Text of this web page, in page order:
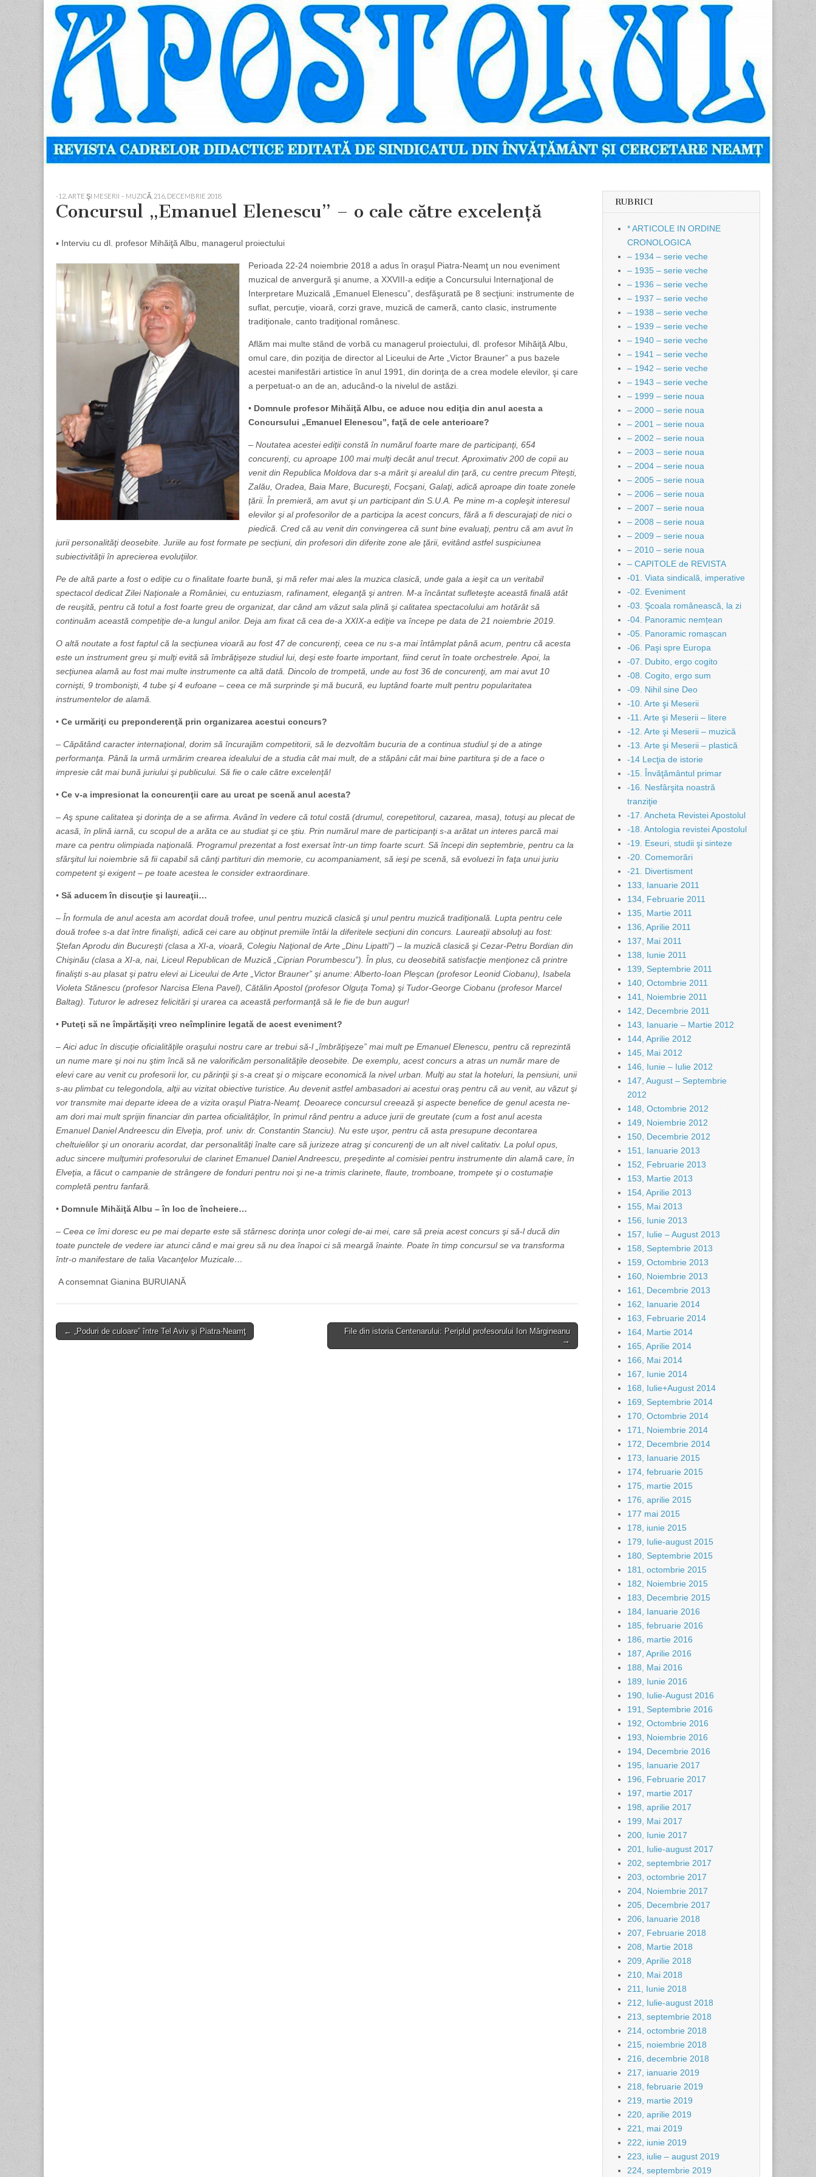
Apostolul
Revista
cadrelor
didactice
din
judetul
Neamt
content
-12. ARTE ŞI MESERII – MUZICĂ 216, DECEMBRIE 2018
Concursul „Emanuel Elenescu” – o cale către excelenţă
▪ Interviu cu dl. profesor Mihăiţă Albu, managerul proiectului
Perioada 22-24 noiembrie 2018 a adus în oraşul Piatra-Neamţ un nou eveniment
muzical de anvergură şi anume, a XXVIII-a ediţie a Concursului Internaţional de
Interpretare Muzicală „Emanuel Elenescu”, desfăşurată pe 8 secţiuni: instrumente de
suflat, percuţie, vioară, corzi grave, muzică de cameră, canto clasic, instrumente
tradiţionale, canto tradiţional românesc.
Aflăm mai multe stând de vorbă cu managerul proiectului, dl. profesor Mihăiţă Albu,
omul care, din poziţia de director al Liceului de Arte „Victor Brauner” a pus bazele
acestei manifestări artistice în anul 1991, din dorinţa de a crea modele elevilor, şi care
a perpetuat-o an de an, aducând-o la nivelul de astăzi.
• Domnule profesor Mihăiţă Albu, ce aduce nou ediţia din anul acesta a
Concursului „Emanuel Elenescu”, faţă de cele anterioare?
– Noutatea acestei ediţii constă în numărul foarte mare de participanţi, 654
concurenţi, cu aproape 100 mai mulţi decât anul trecut. Aproximativ 200 de copii au
venit din Republica Moldova dar s-a mărit şi arealul din ţară, cu centre precum Piteşti,
Zalău, Oradea, Baia Mare, Bucureşti, Focşani, Galaţi, adică aproape din toate zonele
ţării. În premieră, am avut şi un participant din S.U.A. Pe mine m-a copleşit interesul
elevilor şi al profesorilor de a participa la acest concurs, fără a fi descurajaţi de nici o
piedică. Cred că au venit din convingerea că sunt bine evaluaţi, pentru că am avut în
jurii personalităţi deosebite. Juriile au fost formate pe secţiuni, din profesori din diferite zone ale ţării, evitând astfel suspiciunea
subiectivităţii în aprecierea evoluţiilor.
Pe de altă parte a fost o ediţie cu o finalitate foarte bună, şi mă refer mai ales la muzica clasică, unde gala a ieşit ca un veritabil
spectacol dedicat Zilei Naţionale a României, cu entuziasm, rafinament, eleganţă şi antren. M-a încântat sufleteşte această finală atât
de reuşită, pentru că totul a fost foarte greu de organizat, dar când am văzut sala plină şi calitatea spectacolului am hotărât să
continuăm această competiţie de-a lungul anilor. Deja am fixat că cea de-a XXIX-a ediţie va începe pe data de 21 noiembrie 2019.
O altă noutate a fost faptul că la secţiunea vioară au fost 47 de concurenţi, ceea ce nu s-a mai întâmplat până acum, pentru că acesta
este un instrument greu şi mulţi evită să îmbrăţişeze studiul lui, deşi este foarte important, fiind cerut în toate orchestrele. Apoi, la
secţiunea alamă au fost mai multe instrumente ca altă dată. Dincolo de trompetă, unde au fost 36 de concurenţi, am mai avut 10
cornişti, 9 trombonişti, 4 tube şi 4 eufoane – ceea ce mă surprinde şi mă bucură, eu luptând foarte mult pentru popularitatea
instrumentelor de alamă.
• Ce urmăriţi cu preponderenţă prin organizarea acestui concurs?
– Căpătând caracter internaţional, dorim să încurajăm competitorii, să le dezvoltăm bucuria de a continua studiul şi de a atinge
performanţa. Până la urmă urmărim crearea idealului de a studia cât mai mult, de a stăpâni cât mai bine partitura şi de a face o
impresie cât mai bună juriului şi publicului. Să fie o cale către excelenţă!
• Ce v-a impresionat la concurenţii care au urcat pe scenă anul acesta?
– Aş spune calitatea şi dorinţa de a se afirma. Având în vedere că totul costă (drumul, corepetitorul, cazarea, masa), totuşi au plecat de
acasă, în plină iarnă, cu scopul de a arăta ce au studiat şi ce ştiu. Prin numărul mare de participanţi s-a arătat un interes parcă mai
mare ca pentru olimpiada naţională. Programul prezentat a fost exersat într-un timp foarte scurt. Să începi din septembrie, pentru ca la
sfârşitul lui noiembrie să fii capabil să cânţi partituri din memorie, cu acompaniament, să ieşi pe scenă, să evoluezi în faţa unui juriu
competent şi exigent – pe toate acestea le consider extraordinare.
• Să aducem în discuţie şi laureaţii…
– În formula de anul acesta am acordat două trofee, unul pentru muzică clasică şi unul pentru muzică tradiţională. Lupta pentru cele
două trofee s-a dat între finalişti, adică cei care au obţinut premiile întâi la diferitele secţiuni din concurs. Laureaţii absoluţi au fost:
Ştefan Aprodu din Bucureşti (clasa a XI-a, vioară, Colegiu Naţional de Arte „Dinu Lipatti”) – la muzică clasică şi Cezar-Petru Bordian din
Chişinău (clasa a XI-a, nai, Liceul Republican de Muzică „Ciprian Porumbescu”). În plus, cu deosebită satisfacţie menţionez că printre
finalişti s-au plasat şi patru elevi ai Liceului de Arte „Victor Brauner” şi anume: Alberto-Ioan Pleşcan (profesor Leonid Ciobanu), Isabela
Violeta Stănescu (profesor Narcisa Elena Pavel), Cătălin Apostol (profesor Olguţa Toma) şi Tudor-George Ciobanu (profesor Marcel
Baltag). Tuturor le adresez felicitări şi urarea ca această performanţă să le fie de bun augur!
• Puteţi să ne împărtăşiţi vreo neîmplinire legată de acest eveniment?
– Aici aduc în discuţie oficialităţile oraşului nostru care ar trebui să-l „îmbrăţişeze” mai mult pe Emanuel Elenescu, pentru că reprezintă
un nume mare şi noi nu ştim încă să ne valorificăm personalităţile deosebite. De exemplu, acest concurs a atras un număr mare de
elevi care au venit cu profesorii lor, cu părinţii şi s-a creat şi o mişcare economică la nivel urban. Mulţi au stat la hoteluri, la pensiuni, unii
s-au plimbat cu telegondola, alţii au vizitat obiective turistice. Au devenit astfel ambasadori ai acestui oraş pentru că au venit, au văzut şi
vor transmite mai departe ideea de a vizita oraşul Piatra-Neamţ. Deoarece concursul creează şi aspecte benefice de genul acesta ne-
am dori mai mult sprijin financiar din partea oficialităţilor, în primul rând pentru a aduce jurii de greutate (cum a fost anul acesta
Emanuel Daniel Andreescu din Elveţia, prof. univ. dr. Constantin Stanciu). Nu este uşor, pentru că asta presupune decontarea
cheltuielilor şi un onorariu acordat, dar personalităţi înalte care să jurizeze atrag şi concurenţi de un alt nivel calitativ. La polul opus,
aduc sincere mulţumiri profesorului de clarinet Emanuel Daniel Andreescu, preşedinte al comisiei pentru instrumente din alamă care, în
Elveţia, a făcut o campanie de strângere de fonduri pentru noi şi ne-a trimis clarinete, flaute, tromboane, trompete şi o costumaţie
completă pentru fanfară.
• Domnule Mihăiţă Albu – în loc de încheiere…
– Ceea ce îmi doresc eu pe mai departe este să stârnesc dorinţa unor colegi de-ai mei, care să preia acest concurs şi să-l ducă din
toate punctele de vedere iar atunci când e mai greu să nu dea înapoi ci să meargă înainte. Poate în timp concursul se va transforma
într-o manifestare de talia Vacanţelor Muzicale…
A consemnat Gianina BURUIANĂ
Post
← „Poduri de culoare” între Tel Aviv şi Piatra-Neamţ
File din istoria Centenarului: Periplul profesorului Ion Mărgineanu
→
RUBRICI
* ARTICOLE IN ORDINE
CRONOLOGICA
– 1934 – serie veche
– 1935 – serie veche
– 1936 – serie veche
– 1937 – serie veche
– 1938 – serie veche
– 1939 – serie veche
– 1940 – serie veche
– 1941 – serie veche
– 1942 – serie veche
– 1943 – serie veche
– 1999 – serie noua
– 2000 – serie noua
– 2001 – serie noua
– 2002 – serie noua
– 2003 – serie noua
– 2004 – serie noua
– 2005 – serie noua
– 2006 – serie noua
– 2007 – serie noua
– 2008 – serie noua
– 2009 – serie noua
– 2010 – serie noua
– CAPITOLE de REVISTA
-01. Viata sindicală, imperative
-02. Eveniment
-03. Şcoala românească, la zi
-04. Panoramic nemțean
-05. Panoramic romașcan
-06. Paşi spre Europa
-07. Dubito, ergo cogito
-08. Cogito, ergo sum
-09. Nihil sine Deo
-10. Arte şi Meserii
-11. Arte şi Meserii – litere
-12. Arte şi Meserii – muzică
-13. Arte şi Meserii – plastică
-14 Lecţia de istorie
-15. Învăţământul primar
-16. Nesfârşita noastră
tranziţie
-17. Ancheta Revistei Apostolul
-18. Antologia revistei Apostolul
-19. Eseuri, studii şi sinteze
-20. Comemorări
-21. Divertisment
133, Ianuarie 2011
134, Februarie 2011
135, Martie 2011
136, Aprilie 2011
137, Mai 2011
138, Iunie 2011
139, Septembrie 2011
140, Octombrie 2011
141, Noiembrie 2011
142, Decembrie 2011
143, Ianuarie – Martie 2012
144, Aprilie 2012
145, Mai 2012
146, Iunie – Iulie 2012
147, August – Septembrie
2012
148, Octombrie 2012
149, Noiembrie 2012
150, Decembrie 2012
151, Ianuarie 2013
152, Februarie 2013
153, Martie 2013
154, Aprilie 2013
155, Mai 2013
156, Iunie 2013
157, Iulie – August 2013
158, Septembrie 2013
159, Octombrie 2013
160, Noiembrie 2013
161, Decembrie 2013
162, Ianuarie 2014
163, Februarie 2014
164, Martie 2014
165, Aprilie 2014
166, Mai 2014
167, Iunie 2014
168, Iulie+August 2014
169, Septembrie 2014
170, Octombrie 2014
171, Noiembrie 2014
172, Decembrie 2014
173, Ianuarie 2015
174, februarie 2015
175, martie 2015
176, aprilie 2015
177 mai 2015
178, iunie 2015
179, Iulie-august 2015
180, Septembrie 2015
181, octombrie 2015
182, Noiembrie 2015
183, Decembrie 2015
184, Ianuarie 2016
185, februarie 2016
186, martie 2016
187, Aprilie 2016
188, Mai 2016
189, Iunie 2016
190, Iulie-August 2016
191, Septembrie 2016
192, Octombrie 2016
193, Noiembrie 2016
194, Decembrie 2016
195, Ianuarie 2017
196, Februarie 2017
197, martie 2017
198, aprilie 2017
199, Mai 2017
200, Iunie 2017
201, Iulie-august 2017
202, septembrie 2017
203, octombrie 2017
204, Noiembrie 2017
205, Decembrie 2017
206, Ianuarie 2018
207, Februarie 2018
208, Martie 2018
209, Aprilie 2018
210, Mai 2018
211, Iunie 2018
212, Iulie-august 2018
213, septembrie 2018
214, octombrie 2018
215, noiembrie 2018
216, decembrie 2018
217, ianuarie 2019
218, februarie 2019
219, martie 2019
220, aprilie 2019
221, mai 2019
222, iunie 2019
223, iulie – august 2019
224, septembrie 2019